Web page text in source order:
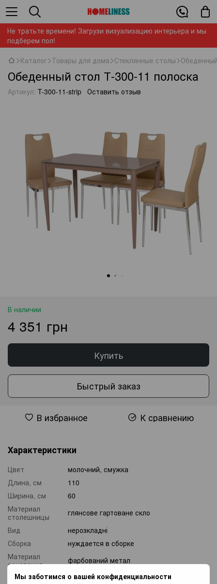
Мы заботимся о вашей конфиденциальности
Не тратьте времени! Загрузи визуализацию интерьера и мы
подберем пол!
Каталог Товары для дома Стеклянные столы
Обеденный стол Т-300-11 полоска
Артикул: T-300-11-strip Оставить отзыв
В наличии
4 351 грн
Купить
Быстрый заказ
В избранное К сравнению
Характеристики
Цвет
молочний, смужка
Длина, см
110
Ширина, см
60
Материал
столешницы
глянсове гартоване скло
Вид
нерозкладні
Сборка
нуждается в сборке
Материал
основания
фарбований метал
Вес, кг
29